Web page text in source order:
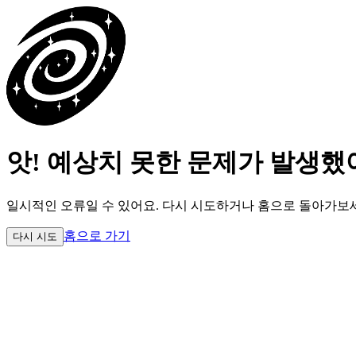
앗! 예상치 못한 문제가 발생했
일시적인 오류일 수 있어요. 다시 시도하거나 홈으로 돌아가보
다시 시도 홈으로 가기